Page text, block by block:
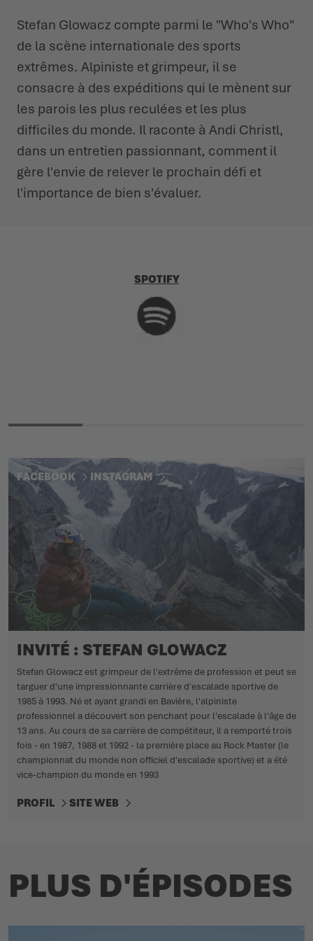
CHAUSSURES D'HIVER
LOWA PROFESSIONAL
CHAUSSURES D'HIVER
LOWA PROFESSIONAL
L'ÉTÉ NOUS ATTEND DEHORS
ÉVÉNEMENTS
PODCAST
PRESSE
CARRIÈRE
Stefan Glowacz compte parmi le "Who's Who"
de la scène internationale des sports
extrêmes. Alpiniste et grimpeur, il se
consacre à des expéditions qui le mènent sur
les parois les plus reculées et les plus
difficiles du monde. Il raconte à Andi Christl,
dans un entretien passionnant, comment il
gère l'envie de relever le prochain défi et
l'importance de bien s'évaluer.
SPOTIFY
FACEBOOK INSTAGRAM
INVITÉ : STEFAN GLOWACZ
Stefan Glowacz est grimpeur de l'extrême de profession et peut se
targuer d'une impressionnante carrière d'escalade sportive de
1985 à 1993. Né et ayant grandi en Bavière, l'alpiniste
professionnel a découvert son penchant pour l'escalade à l'âge de
13 ans. Au cours de sa carrière de compétiteur, il a remporté trois
fois - en 1987, 1988 et 1992 - la première place au Rock Master (le
championnat du monde non officiel d'escalade sportive) et a été
vice-champion du monde en 1993
PROFIL SITE WEB
PLUS D'ÉPISODES